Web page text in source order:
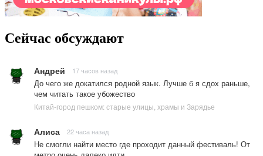
Сейчас обсуждают
Андрей 17 часов назад
До чего же докатился родной язык. Лучше б я сдох раньше,
чем читать такое убожество
Китай-город пешком: старые улицы, храмы и Зарядье
Алиса 22 часа назад
Не смогли найти место где проходит данный фестиваль! От